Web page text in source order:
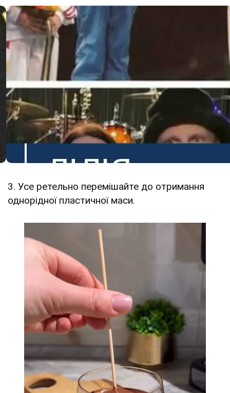
3. Усе ретельно перемішайте до отримання
однорідної пластичної маси.